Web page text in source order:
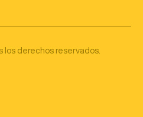
los derechos reservados.